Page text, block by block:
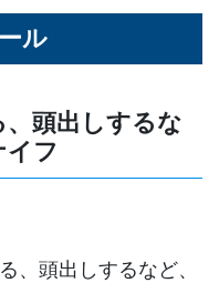
ル
頭出しするな
イフ
、頭出しするなど、